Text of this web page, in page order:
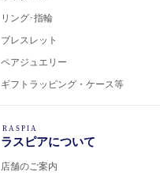
リング･指輪
ブレスレット
ペアジュエリー
ギフトラッピング・ケース等
RASPIA
ラスピアについて
店舗のご案内